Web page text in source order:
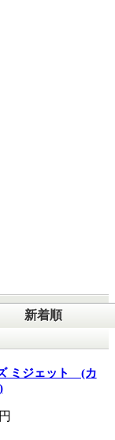
新着順
ミジェット (カ
円